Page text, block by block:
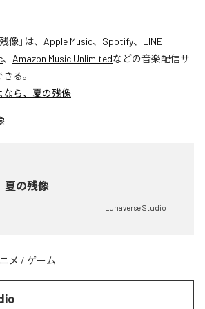
像」は、 Apple Music、 Spotify、 LINE
、 Amazon Music Unlimitedなどの音楽配信サ
る。
なら、夏の残像
夏の残像
Lunaverse Studio
メ / ゲーム